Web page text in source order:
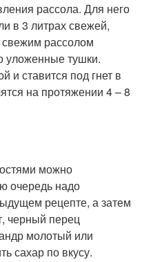
рассола. Для него
в 3 литрах свежей,
рассолом
уложенные тушки.
и ставится под гнет в
на протяжении 4 – 8
можно
очередь надо
рецепте, а затем
черный перец
молотый или
сахар по вкусу.